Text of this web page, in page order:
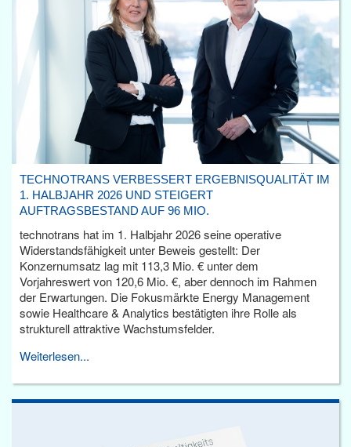
TECHNOTRANS VERBESSERT ERGEBNISQUALITÄT IM
1. HALBJAHR 2026 UND STEIGERT
AUFTRAGSBESTAND AUF 96 MIO.
technotrans hat im 1. Halbjahr 2026 seine operative
Widerstandsfähigkeit unter Beweis gestellt: Der
Konzernumsatz lag mit 113,3 Mio. € unter dem
Vorjahreswert von 120,6 Mio. €, aber dennoch im Rahmen
der Erwartungen. Die Fokusmärkte Energy Management
sowie Healthcare & Analytics bestätigten ihre Rolle als
strukturell attraktive Wachstumsfelder.
Weiterlesen...